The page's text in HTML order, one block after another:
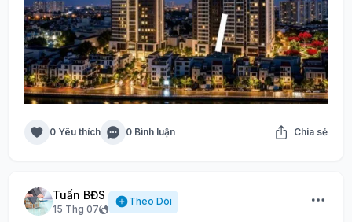
0 Yêu thích 0 Bình luận Chia sẻ
Tuấn BĐS
15 Thg 07
Theo Dõi